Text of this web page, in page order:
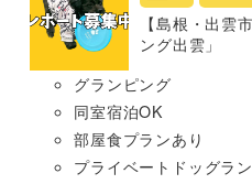
【島根・出雲
ング出雲」
グランピング
同室宿泊OK
部屋食プランあり
プライベートドッグラ